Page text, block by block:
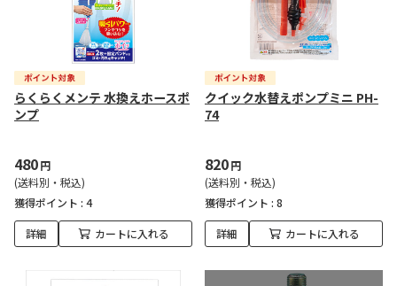
らくらくメンテ 水換えホースポ
ンプ
480円
(送料別・税込)
獲得ポイント : 4
詳細 カートに入れる
クイック水替えポンプミニ PH-
74
820円
(送料別・税込)
獲得ポイント : 8
詳細 カートに入れる